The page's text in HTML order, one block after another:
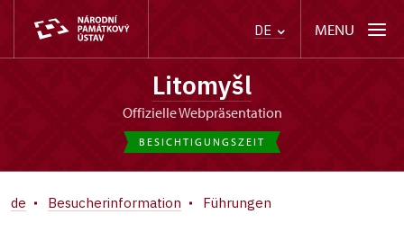
DE MENU
Litomyšl
offizielle Webpräsentation
BESICHTIGUNGSZEIT
de Besucherinformation Führungen